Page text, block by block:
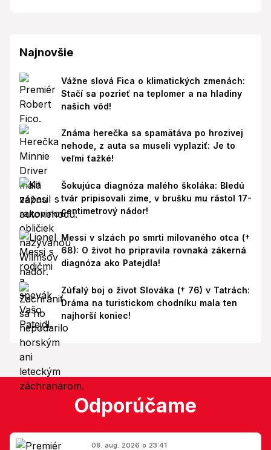
Najnovšie
Vážne slová Fica o klimatických zmenách:
Stačí sa pozrieť na teplomer a na hladiny
našich vôd!
Známa herečka sa spamätáva po hrozivej
nehode, z auta sa museli vyplaziť: Je to
veľmi ťažké!
Šokujúca diagnóza malého školáka: Bledú
tvár pripisovali zime, v brušku mu rástol 17-
centimetrový nádor!
Messi v slzách po smrti milovaného otca (†
68): O život ho pripravila rovnaká zákerná
diagnóza ako Patejdla!
Zúfalý boj o život Slováka († 76) v Tatrách:
Dráma na turistickom chodníku mala ten
najhorší koniec!
Odporúčame
08. aug. 2026 o 23:41